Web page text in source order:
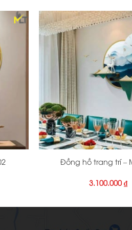
+
Đồng hồ trang trí –
3.100.000₫